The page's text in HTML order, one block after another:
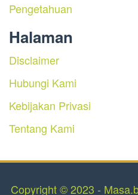
Pengetahuan
Halaman
Disclaimer
Hubungi Kami
Kebijakan Privasi
Tentang Kami
Copyright © 2023 -